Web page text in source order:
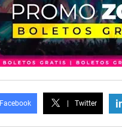
Facebook Twitter